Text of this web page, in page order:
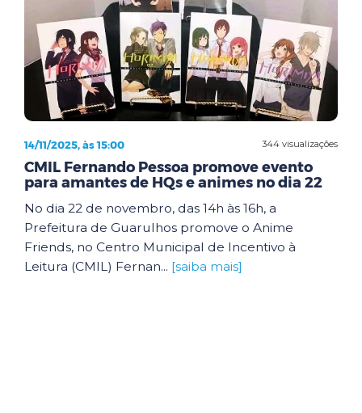
344 visualizações
14/11/2025, às 15:00
CMIL Fernando Pessoa promove evento
para amantes de HQs e animes no dia 22
No dia 22 de novembro, das 14h às 16h, a
Prefeitura de Guarulhos promove o Anime
Friends, no Centro Municipal de Incentivo à
Leitura (CMIL) Fernan... [saiba mais]